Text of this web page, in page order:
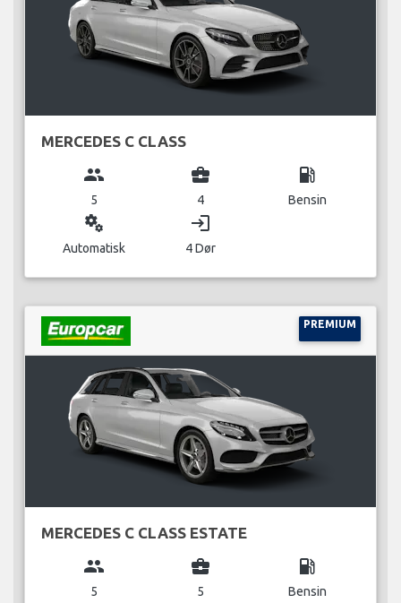
MERCEDES C CLASS
group
5
business_center
4
local_gas_station
Bensin
miscellaneous_services
Automatisk
login
4 Dør
PREMIUM
MERCEDES C CLASS ESTATE
group
5
business_center
5
local_gas_station
Bensin